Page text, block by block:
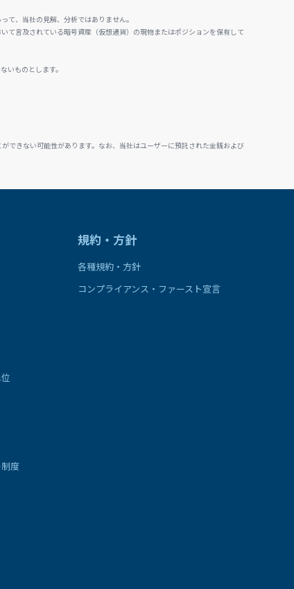
て、当社の見解、分析ではありません。
て言及されている暗号資産（仮想通貨）の現物またはポジションを保有して
いものとします。
できない可能性があります。なお、当社はユーザーに預託された金銭および
度
規約・方針
各種規約・方針
コンプライアンス・ファースト宣言